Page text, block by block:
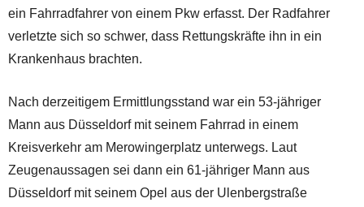
ein Fahrradfahrer von einem Pkw erfasst. Der Radfahrer
verletzte sich so schwer, dass Rettungskräfte ihn in ein
Krankenhaus brachten.
Nach derzeitigem Ermittlungsstand war ein 53-jähriger
Mann aus Düsseldorf mit seinem Fahrrad in einem
Kreisverkehr am Merowingerplatz unterwegs. Laut
Zeugenaussagen sei dann ein 61-jähriger Mann aus
Düsseldorf mit seinem Opel aus der Ulenbergstraße